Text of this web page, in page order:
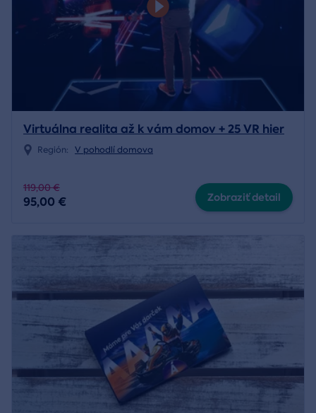
Virtuálna realita až k vám domov + 25 VR hier
Región: V pohodlí domova
119,00 €
95,00 € Zobraziť detail